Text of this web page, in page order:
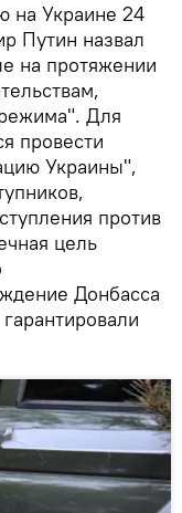
на Украине 24
Путин назвал
на протяжении
Для
провести
Украины",
против
цель
Донбасса